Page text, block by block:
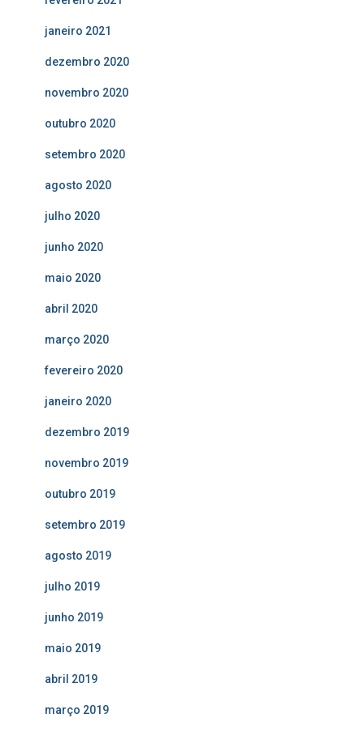
janeiro 2021
dezembro 2020
novembro 2020
outubro 2020
setembro 2020
agosto 2020
julho 2020
junho 2020
maio 2020
abril 2020
março 2020
fevereiro 2020
janeiro 2020
dezembro 2019
novembro 2019
outubro 2019
setembro 2019
agosto 2019
julho 2019
junho 2019
maio 2019
abril 2019
março 2019